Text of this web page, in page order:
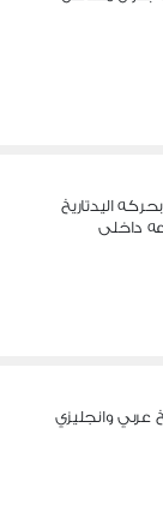
اليدتاريخ
داخلى
عربي وانجليزي